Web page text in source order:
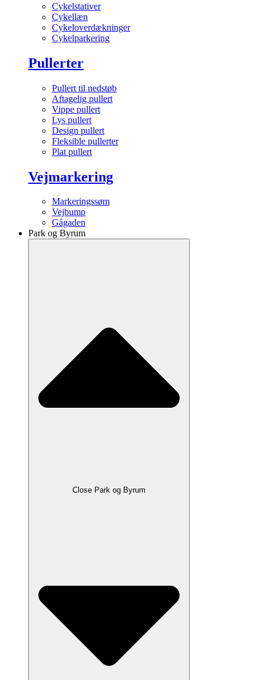
Cykelstativer
Cykellæn
Cykeloverdækninger
Cykelparkering
Pullerter
Pullert til nedstøb
Aftagelig pullert
Vippe pullert
Lys pullert
Design pullert
Fleksible pullerter
Plat pullert
Vejmarkering
Markeringssøm
Vejbump
Gågaden
Park og Byrum
Close Park og Byrum